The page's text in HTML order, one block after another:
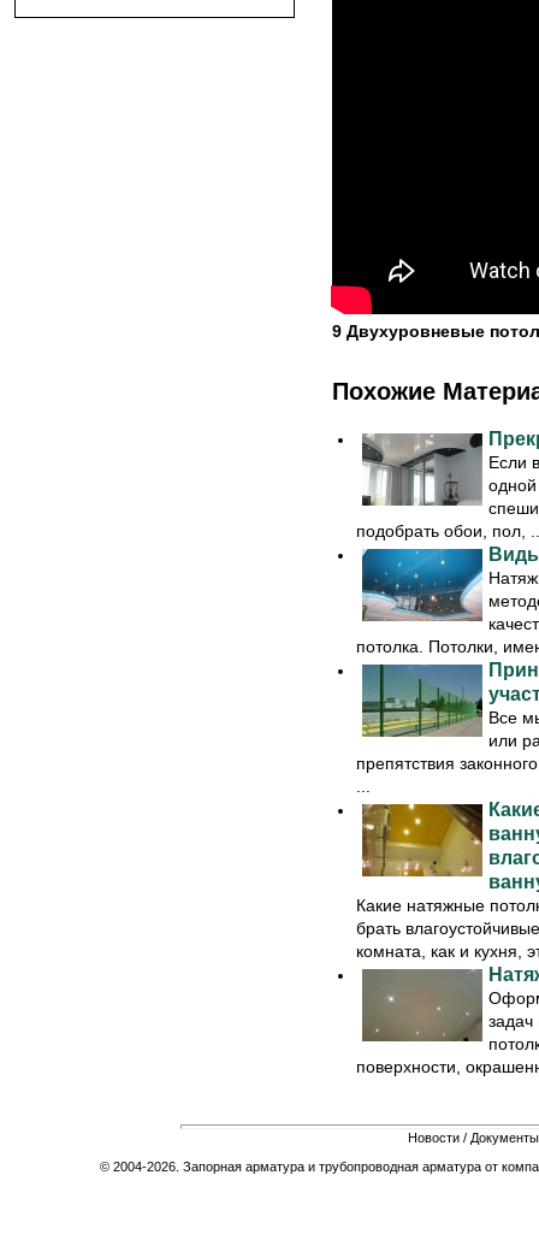
9 Двухуровневые
Похожие
Если
одной
подобрать обои, пол,
потолка. Потолки,
Все
или
препятствия
Какие натяжные
брать
комната, как и кухня,
задач
поверхности,
Новости / Документы
© 2004-2026. Запорная арматура и трубопроводная арматура от